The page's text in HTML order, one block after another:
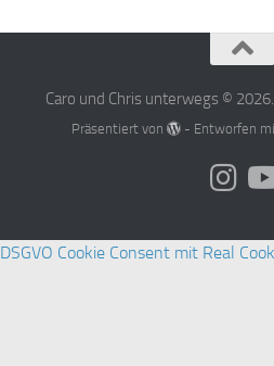
Caro und Chris unterwegs ©
Präsentiert von - Entworfen
DSGVO Cookie Consent mit Real